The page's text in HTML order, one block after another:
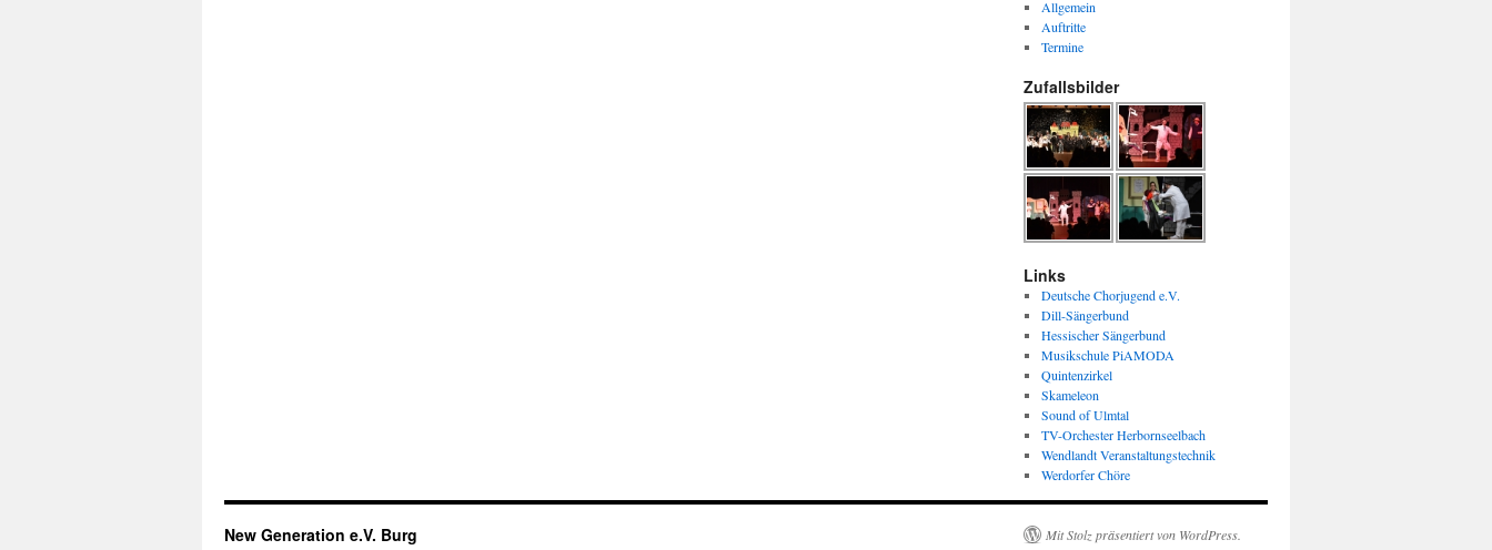
Allgemein
Auftritte
Termine
Zufallsbilder
Links
Deutsche Chorjugend e.V.
Dill-Sängerbund
Hessischer Sängerbund
Musikschule PiAMODA
Quintenzirkel
Skameleon
Sound of Ulmtal
TV-Orchester Herbornseelbach
Wendlandt Veranstaltungstechnik
Werdorfer Chöre
New Generation e.V. Burg Mit Stolz präsentiert von WordPress.